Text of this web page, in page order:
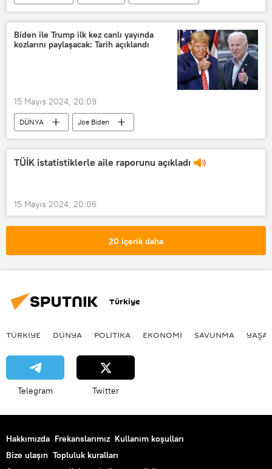
Kanada
Biden ile Trump ilk kez canlı yayında
kozlarını paylaşacak: Tarih açıklandı
15 Mayıs 2024, 20:09
DÜNYA
Joe Biden
Donald Trump
ABD
ABD seçimleri
TÜİK istatistiklerle aile raporunu açıkladı
15 Mayıs 2024, 20:06
20 içerik daha
Türkiye
TÜRKIYE DÜNYA POLİTİKA EKONOMİ SAVUNMA
Telegram Twitter
Hakkımızda Frekanslarımız Kullanım koşulları
Bize ulaşın Topluluk kuralları